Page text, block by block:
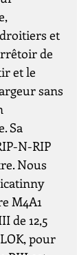
et
de
et le
sans
Sa
N-RIP
Nous
M4A1
de 12,5
pour